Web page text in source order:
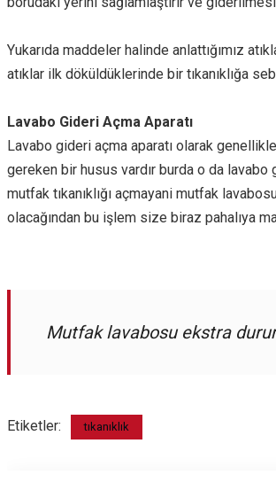
Yukarıda maddeler halinde anlattığımız
atıklar ilk döküldüklerinde bir tıkanıklığa
Lavabo Gideri Açma Aparatı
Lavabo gideri açma aparatı olarak
gereken bir husus vardır burda o da
mutfak tıkanıklığı açmayani mutfak
olacağından bu işlem size biraz pahalıya
Mutfak lavabosu ekstra
Etiketler: tıkanıklık